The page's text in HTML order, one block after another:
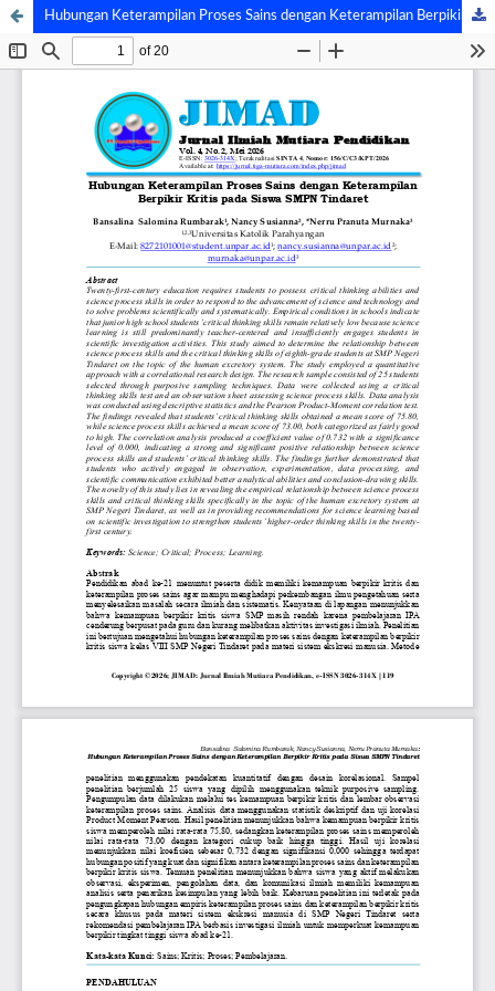
Hubungan Keterampilan Proses Sains dengan Keterampilan Berpikir Kritis pada Siswa SMPN Tindaret